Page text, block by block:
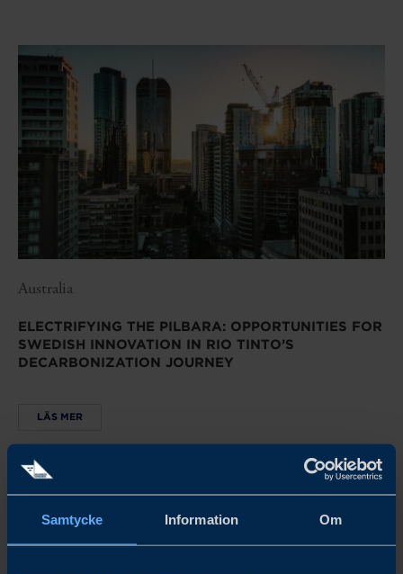
Samtycke Information Om
Australia
ELECTRIFYING THE PILBARA: OPPORTUNITIES FOR
SWEDISH INNOVATION IN RIO TINTO’S
DECARBONIZATION JOURNEY
LÄS MER